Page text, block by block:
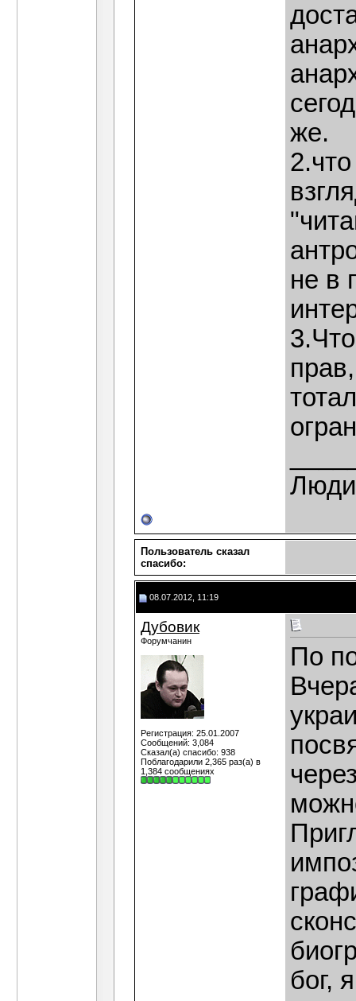
же.
не в
Пользователь сказал
cпасибо:
08.07.2012, 11:19
Дубовик
Форумчанин
Регистрация: 25.01.2007
Сообщений: 3,084
Сказал(а) спасибо: 938
Поблагодарили 2,365 раз(а) в
1,384 сообщениях
По
бог,